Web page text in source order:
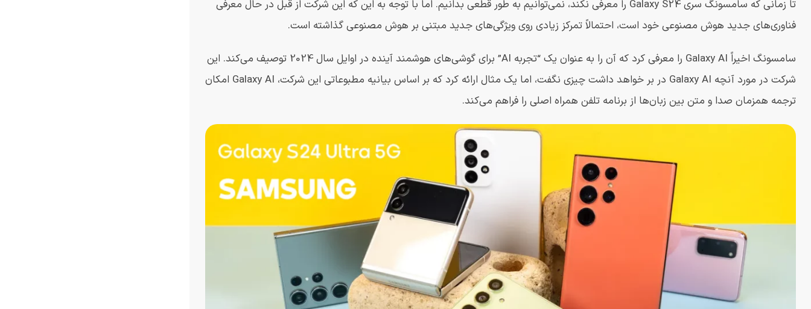
تا زمانی که سامسونگ سری Galaxy S24 را معرفی نکند، نمی‌توانیم به طور قطعی بدانیم. اما با توجه به این که این شرکت از قبل در حال معرفی
فناوری‌های جدید هوش مصنوعی خود است، احتمالاً تمرکز زیادی روی ویژگی‌های جدید مبتنی بر هوش مصنوعی گذاشته است.
سامسونگ اخیراً Galaxy AI را معرفی کرد که آن را به عنوان یک “تجربه AI” برای گوشی‌های هوشمند آینده در اوایل سال 2024 توصیف می‌کند. این
شرکت در مورد آنچه Galaxy AI در بر خواهد داشت چیزی نگفت، اما یک مثال ارائه کرد که بر اساس بیانیه مطبوعاتی این شرکت، Galaxy AI امکان
ترجمه همزمان صدا و متن بین زبان‌ها از برنامه تلفن همراه اصلی را فراهم می‌کند.